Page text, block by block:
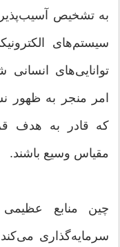
به تشخیص
سیستم‌های
توانایی‌های انسانی
امر منجر به ظهور
که قادر به هدف
مقیاس وسیع باشند.
چین منابع
سرمایه‌گذاری